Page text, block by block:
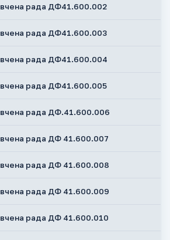
вчена рада ДФ41.600.002
вчена рада ДФ41.600.003
вчена рада ДФ41.600.004
вчена рада ДФ41.600.005
вчена рада ДФ.41.600.006
вчена рада ДФ 41.600.007
вчена рада ДФ 41.600.008
вчена рада ДФ 41.600.009
вчена рада ДФ 41.600.010